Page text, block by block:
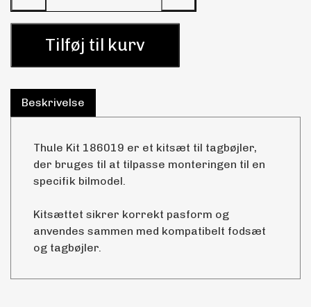
Tilføj til kurv
Beskrivelse
Thule Kit 186019 er et kitsæt til tagbøjler,
der bruges til at tilpasse monteringen til en
specifik bilmodel.
Kitsættet sikrer korrekt pasform og
anvendes sammen med kompatibelt fodsæt
og tagbøjler.